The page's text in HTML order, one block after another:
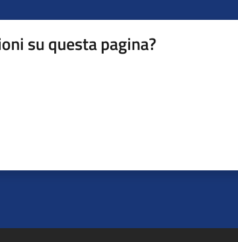
su questa pagina?